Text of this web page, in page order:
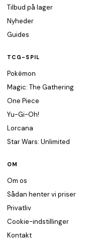
Tilbud på lager
Nyheder
Guides
TCG-SPIL
Pokémon
Magic: The Gathering
One Piece
Yu-Gi-Oh!
Lorcana
Star Wars: Unlimited
OM
Om os
Sådan henter vi priser
Privatliv
Cookie-indstillinger
Kontakt